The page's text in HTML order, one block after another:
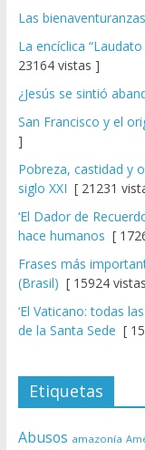
Las
La encíclica
23164 vistas ]
¿Jesús se sintió
San Francisco y el
]
Pobreza, castidad y
siglo XXI [ 21231
‘El Dador de
hace humanos [
Frases más
(Brasil) [ 15924
‘El Vaticano: todas
de la Santa Sede [
Etiquetas
Abusos amazonía